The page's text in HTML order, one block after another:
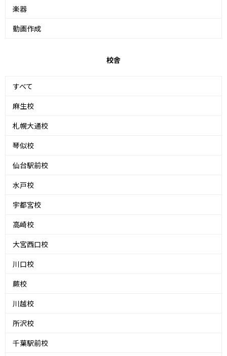
楽器
動画作成
校舎
すべて
麻生校
札幌大通校
琴似校
仙台駅前校
水戸校
宇都宮校
高崎校
大宮西口校
川口校
蕨校
川越校
所沢校
千葉駅前校